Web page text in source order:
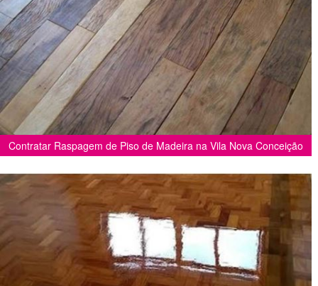
Contratar Raspagem de Piso de Madeira na Vila Nova Conceição